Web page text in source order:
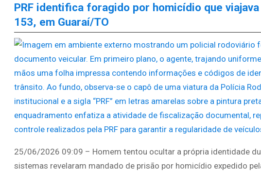
PRF identifica foragido por homicídio que
153, em Guaraí/TO
25/06/2026 09:09 – Homem tentou ocultar a própria identidade
sistemas revelaram mandado de prisão por homicídio expedido